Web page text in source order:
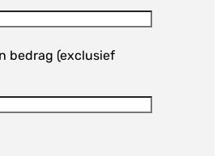
bedrag (exclusief